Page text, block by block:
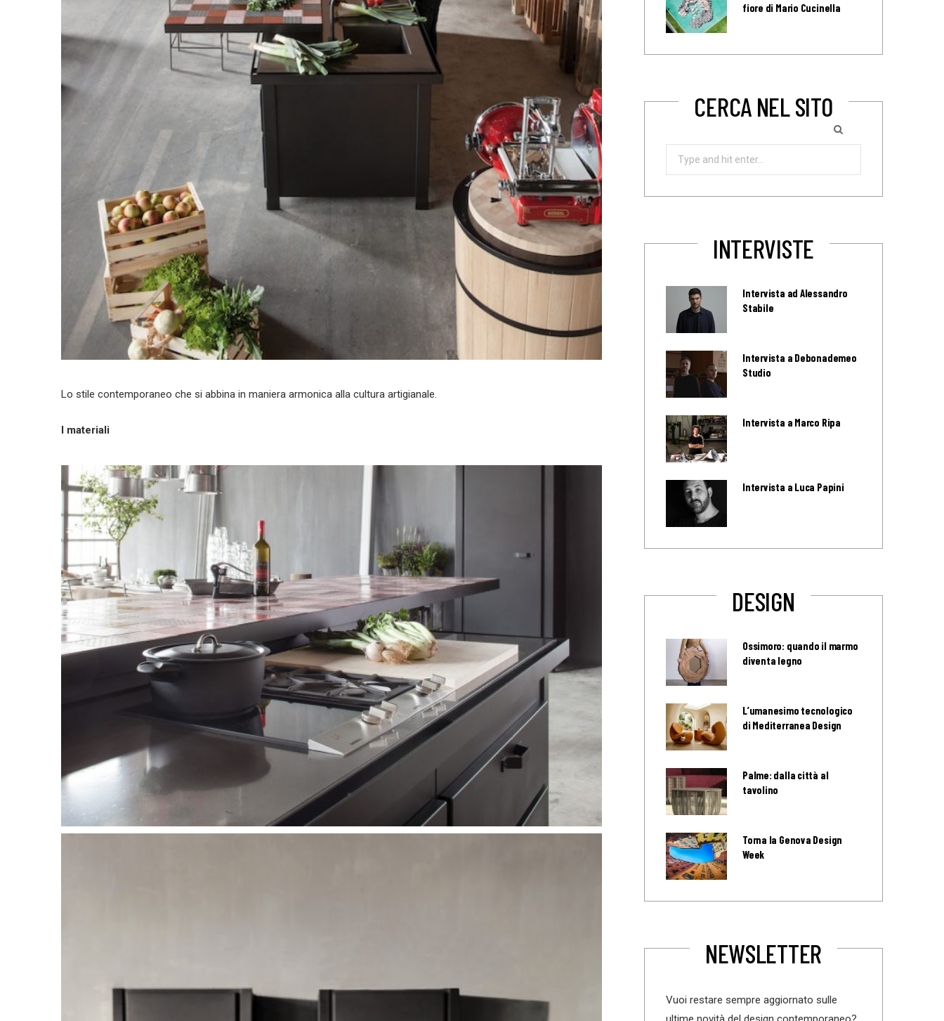
Lo stile contemporaneo che si abbina in maniera armonica alla cultura artigianale.
I materiali
fiore di Mario Cucinella
CERCA NEL SITO
Search
INTERVISTE
Intervista ad Alessandro
Stabile
Intervista a Debonademeo
Studio
Intervista a Marco Ripa
Intervista a Luca Papini
DESIGN
Ossimoro: quando il marmo
diventa legno
L’umanesimo tecnologico
di Mediterranea Design
Palme: dalla città al
tavolino
Torna la Genova Design
Week
NEWSLETTER
Vuoi restare sempre aggiornato sulle